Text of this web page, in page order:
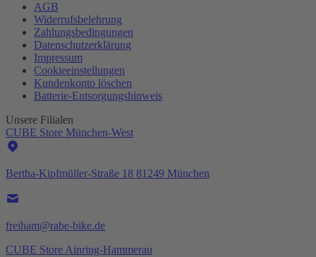
AGB
Widerrufsbelehrung
Zahlungsbedingungen
Datenschutzerklärung
Impressum
Cookieeinstellungen
Kundenkonto löschen
Batterie-Entsorgungshinweis
Unsere Filialen
CUBE Store München-West
Bertha-Kipfmüller-Straße 18 81249 München
freiham@rabe-bike.de
CUBE Store Ainring-Hammerau